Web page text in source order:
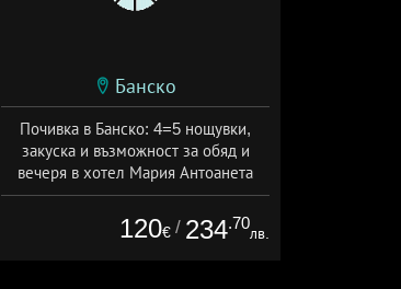
Банско
Почивка в Банско: 4=5 нощувки,
закуска и възможност за обяд и
вечеря в хотел Мария Антоанета
Дата: 16.07 - 07.09 + полупансион
120€ / 234.70
лв.